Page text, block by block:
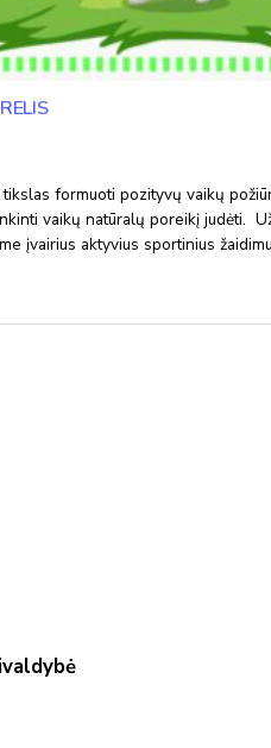
formuoti pozityvų vaikų
vaikų natūralų poreikį judėti.
įvairius aktyvius sportinius